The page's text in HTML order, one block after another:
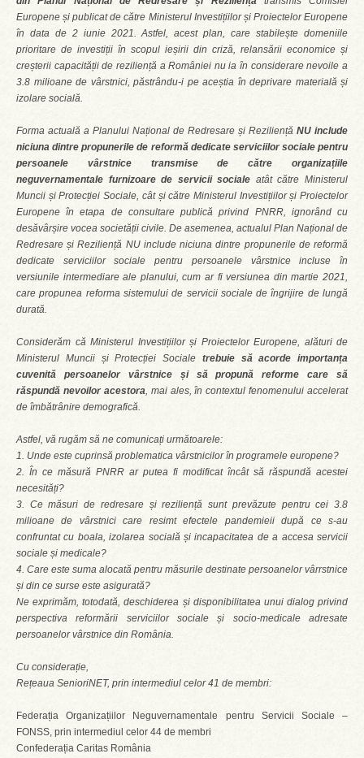
Europene și publicat de către Ministerul Investițiilor și Proiectelor Europene
în data de 2 iunie 2021. Astfel, acest plan, care stabilește domeniile
prioritare de investiții în scopul ieșirii din criză, relansării economice și
creșterii capacității de reziliență a României nu ia în considerare nevoile a
3.8 milioane de vârstnici, păstrându-i pe aceștia în deprivare materială și
izolare socială.
Forma actuală a Planului Național de Redresare și Reziliență NU include
niciuna dintre propunerile de reformă dedicate serviciilor sociale pentru
persoanele vârstnice transmise de către organizațiile
neguvernamentale furnizoare de servicii sociale atât către Ministerul
Muncii și Protecției Sociale, cât și către Ministerul Investițiilor și Proiectelor
Europene în etapa de consultare publică privind PNRR, ignorând cu
desăvârșire vocea societății civile. De asemenea, actualul Plan Național de
Redresare și Reziliență NU include niciuna dintre propunerile de reformă
dedicate serviciilor sociale pentru persoanele vârstnice incluse în
versiunile intermediare ale planului, cum ar fi versiunea din martie 2021,
care propunea reforma sistemului de servicii sociale de îngrijire de lungă
durată.
Considerăm că Ministerul Investițiilor și Proiectelor Europene, alături de
Ministerul Muncii și Protecției Sociale trebuie să acorde importanța
cuvenită persoanelor vârstnice și să propună reforme care să
răspundă nevoilor acestora, mai ales, în contextul fenomenului accelerat
de îmbătrânire demografică.
Astfel, vă rugăm să ne comunicați următoarele:
1. Unde este cuprinsă problematica vârstnicilor în programele europene?
2. În ce măsură PNRR ar putea fi modificat încât să răspundă acestei
necesități?
3. Ce măsuri de redresare și reziliență sunt prevăzute pentru cei 3.8
milioane de vârstnici care resimt efectele pandemieii după ce s-au
confruntat cu boala, izolarea socială și incapacitatea de a accesa servicii
sociale și medicale?
4. Care este suma alocată pentru măsurile destinate persoanelor vârrstnice
și din ce surse este asigurată?
Ne exprimăm, totodată, deschiderea și disponibilitatea unui dialog privind
perspectiva reformării serviciilor sociale și socio-medicale adresate
persoanelor vârstnice din România.
Cu considerație,
Rețeaua SenioriNET, prin intermediul celor 41 de membri:
Federația Organizațiilor Neguvernamentale pentru Servicii Sociale –
FONSS, prin intermediul celor 44 de membri
Confederația Caritas România